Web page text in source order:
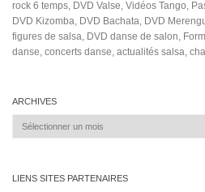
rock 6 temps, DVD Valse, Vidéos Tango,
DVD Kizomba, DVD Bachata, DVD
figures de salsa, DVD danse de salon,
danse, concerts danse, actualités salsa,
ARCHIVES
Archives
LIENS SITES PARTENAIRES